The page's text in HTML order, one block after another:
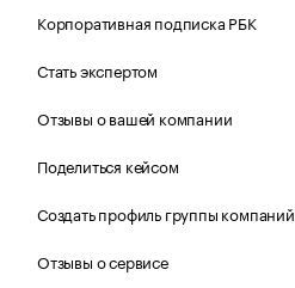
Корпоративная подписка РБК
Стать экспертом
Отзывы о вашей компании
Поделиться кейсом
Создать профиль группы компаний
Отзывы о сервисе